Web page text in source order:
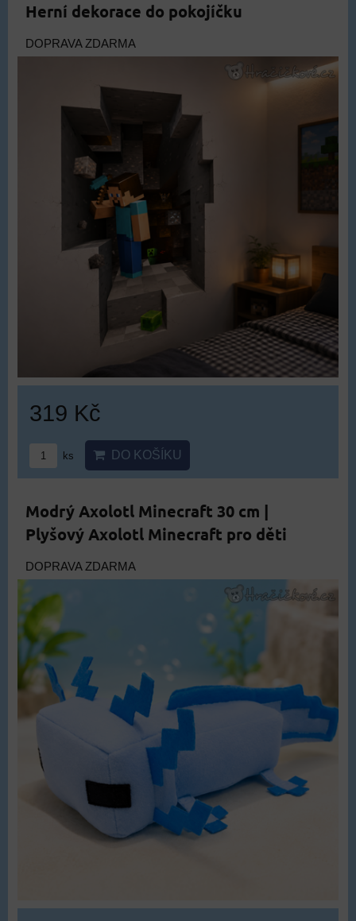
Herní dekorace do pokojíčku
DOPRAVA ZDARMA
319 Kč
ks DO KOŠÍKU
Modrý Axolotl Minecraft 30 cm |
Plyšový Axolotl Minecraft pro děti
DOPRAVA ZDARMA